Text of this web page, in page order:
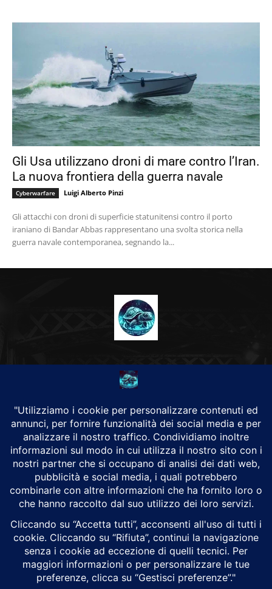
Gli Usa utilizzano droni di mare contro l’Iran.
La nuova frontiera della guerra navale
Cyberwarfare Luigi Alberto Pinzi
Gli attacchi con droni di superficie statunitensi contro il porto
iraniano di Bandar Abbas rappresentano una svolta storica nella
guerra navale contemporanea, segnando la...
CHI SIAMO
Alground Geopolitica e Cyberwarfare.
Da una idea di Brunilde Trizio
Alground fa parte del Gruppo Trizio
SEGUICI